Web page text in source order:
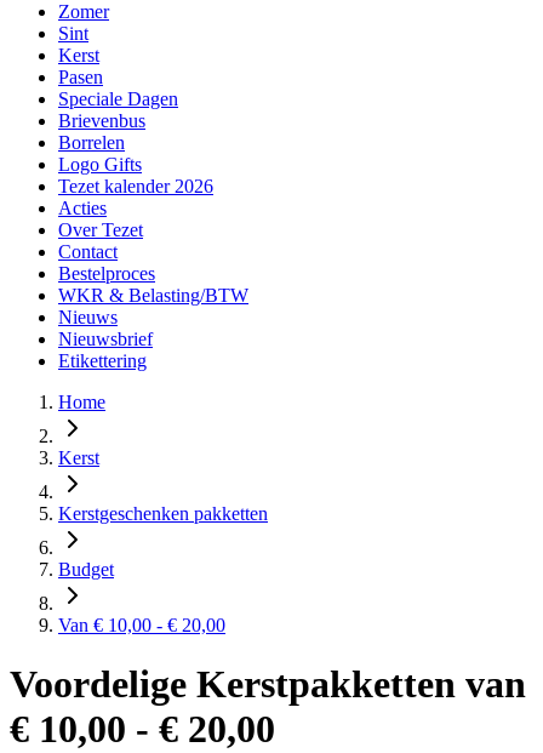
Zomer
Sint
Kerst
Pasen
Speciale Dagen
Brievenbus
Borrelen
Logo Gifts
Tezet kalender 2026
Acties
Over Tezet
Contact
Bestelproces
WKR & Belasting/BTW
Nieuws
Nieuwsbrief
Etikettering
Home
Kerst
Kerstgeschenken pakketten
Budget
Van € 10,00 - € 20,00
Voordelige Kerstpakketten van
€ 10,00 - € 20,00